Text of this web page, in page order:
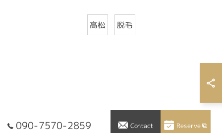
高松 脱毛
090-7570-2859 Contact Reserve